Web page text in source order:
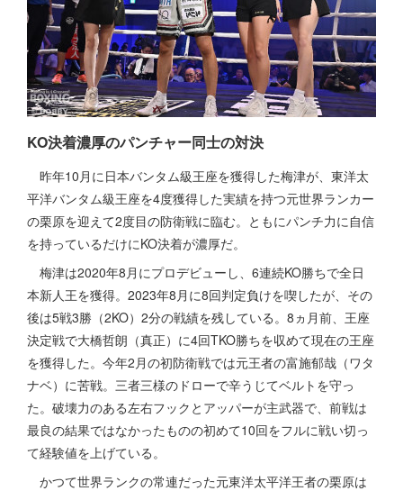
KO決着濃厚のパンチャー同士の対決
昨年10月に日本バンタム級王座を獲得した梅津が、東洋太
平洋バンタム級王座を4度獲得した実績を持つ元世界ランカー
の栗原を迎えて2度目の防衛戦に臨む。ともにパンチ力に自信
を持っているだけにKO決着が濃厚だ。
梅津は2020年8月にプロデビューし、6連続KO勝ちで全日
本新人王を獲得。2023年8月に8回判定負けを喫したが、その
後は5戦3勝（2KO）2分の戦績を残している。8ヵ月前、王座
決定戦で大橋哲朗（真正）に4回TKO勝ちを収めて現在の王座
を獲得した。今年2月の初防衛戦では元王者の富施郁哉（ワタ
ナベ）に苦戦。三者三様のドローで辛うじてベルトを守っ
た。破壊力のある左右フックとアッパーが主武器で、前戦は
最良の結果ではなかったものの初めて10回をフルに戦い切っ
て経験値を上げている。
かつて世界ランクの常連だった元東洋太平洋王者の栗原は